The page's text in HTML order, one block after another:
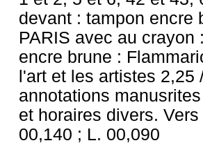
devant : tampon encre
PARIS avec au
encre brune :
l'art et les artistes
annotations
et horaires divers.
00,140 ; L. 00,090